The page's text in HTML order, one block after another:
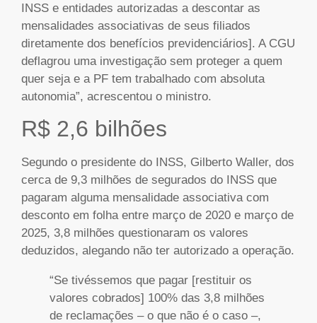
INSS e entidades autorizadas a descontar as
mensalidades associativas de seus filiados
diretamente dos benefícios previdenciários]. A CGU
deflagrou uma investigação sem proteger a quem
quer seja e a PF tem trabalhado com absoluta
autonomia”, acrescentou o ministro.
R$ 2,6 bilhões
Segundo o presidente do INSS, Gilberto Waller, dos
cerca de 9,3 milhões de segurados do INSS que
pagaram alguma mensalidade associativa com
desconto em folha entre março de 2020 e março de
2025, 3,8 milhões questionaram os valores
deduzidos, alegando não ter autorizado a operação.
“Se tivéssemos que pagar [restituir os
valores cobrados] 100% das 3,8 milhões
de reclamações – o que não é o caso –,